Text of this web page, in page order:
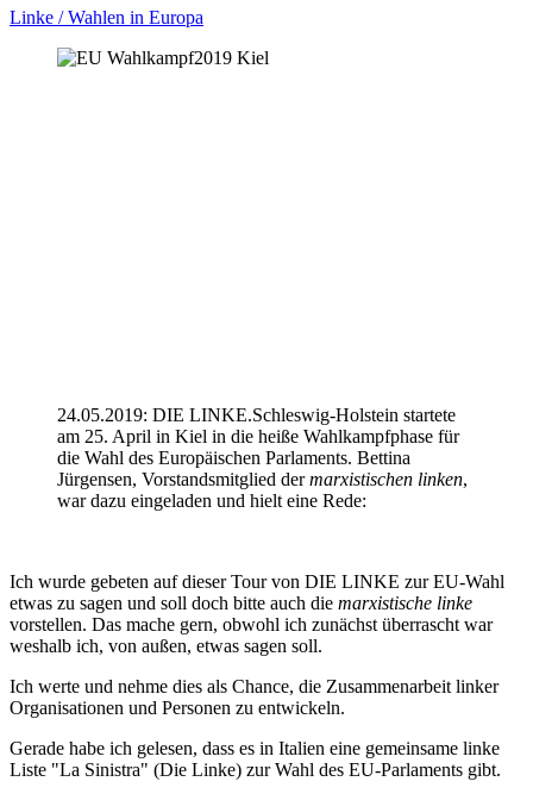
Linke / Wahlen in Europa
24.05.2019: DIE LINKE.Schleswig-Holstein startete
am 25. April in Kiel in die heiße Wahlkampfphase für
die Wahl des Europäischen Parlaments. Bettina
Jürgensen, Vorstandsmitglied dermarxistischen linken,
war dazu eingeladen und hielt eine Rede:
Ich wurde gebeten auf dieser Tour von DIE LINKE zur EU-Wahl
etwas zu sagen und soll doch bitte auch die marxistische linke
vorstellen. Das mache gern, obwohl ich zunächst überrascht war
weshalb ich, von außen, etwas sagen soll.
Ich werte und nehme dies als Chance, die Zusammenarbeit linker
Organisationen und Personen zu entwickeln.
Gerade habe ich gelesen, dass es in Italien eine gemeinsame linke
Liste "La Sinistra" (Die Linke) zur Wahl des EU-Parlaments gibt.